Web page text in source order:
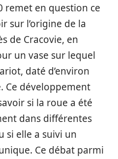
remet en question ce
sur l’origine de la
de Cracovie, en
un vase sur lequel
daté d’environ
Ce développement
si la roue a été
dans différentes
si elle a suivi un
Ce débat parmi